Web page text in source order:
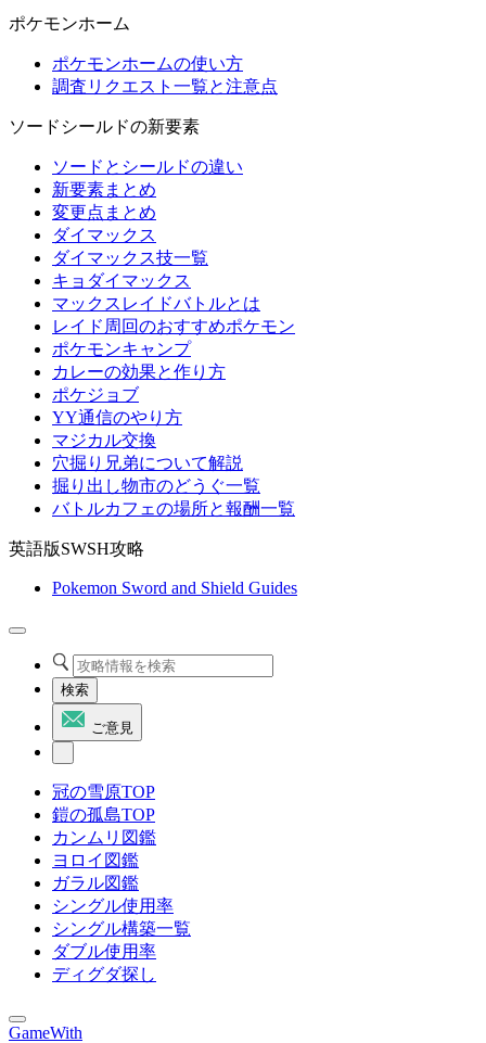
ポケモンホーム
ポケモンホームの使い方
調査リクエスト一覧と注意点
ソードシールドの新要素
ソードとシールドの違い
新要素まとめ
変更点まとめ
ダイマックス
ダイマックス技一覧
キョダイマックス
マックスレイドバトルとは
レイド周回のおすすめポケモン
ポケモンキャンプ
カレーの効果と作り方
ポケジョブ
YY通信のやり方
マジカル交換
穴掘り兄弟について解説
掘り出し物市のどうぐ一覧
バトルカフェの場所と報酬一覧
英語版SWSH攻略
Pokemon Sword and Shield Guides
検索
ご意見
冠の雪原TOP
鎧の孤島TOP
カンムリ図鑑
ヨロイ図鑑
ガラル図鑑
シングル使用率
シングル構築一覧
ダブル使用率
ディグダ探し
GameWith